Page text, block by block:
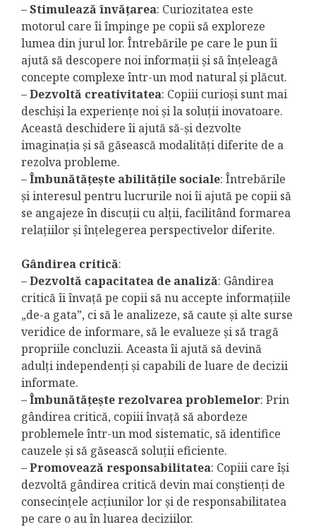
–Stimulează învățarea: Curiozitatea este
motorul care îi împinge pe copii să exploreze
lumea din jurul lor. Întrebările pe care le pun îi
ajută să descopere noi informații și să înțeleagă
concepte complexe într-un mod natural și plăcut.
–Dezvoltă creativitatea: Copiii curioși sunt mai
deschiși la experiențe noi și la soluții inovatoare.
Această deschidere îi ajută să-și dezvolte
imaginația și să găsească modalități diferite de a
rezolva probleme.
–Îmbunătățește abilitățile sociale: Întrebările
și interesul pentru lucrurile noi îi ajută pe copii să
se angajeze în discuții cu alții, facilitând formarea
relațiilor și înțelegerea perspectivelor diferite.
Gândirea critică:
–Dezvoltă capacitatea de analiză: Gândirea
critică îi învață pe copii să nu accepte informațiile
„de-a gata”, ci să le analizeze, să caute și alte surse
veridice de informare, să le evalueze și să tragă
propriile concluzii. Aceasta îi ajută să devină
adulți independenți și capabili de luare de decizii
informate.
–Îmbunătățește rezolvarea problemelor: Prin
gândirea critică, copiii învață să abordeze
problemele într-un mod sistematic, să identifice
cauzele și să găsească soluții eficiente.
–Promovează responsabilitatea: Copiii care își
dezvoltă gândirea critică devin mai conștienți de
consecințele acțiunilor lor și de responsabilitatea
pe care o au în luarea deciziilor.